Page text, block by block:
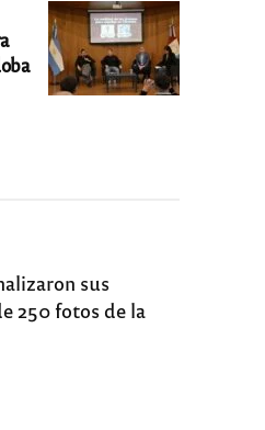
sus
250 fotos de la